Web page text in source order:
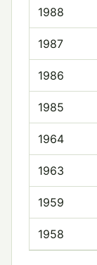
1988
1987
1986
1985
1964
1963
1959
1958